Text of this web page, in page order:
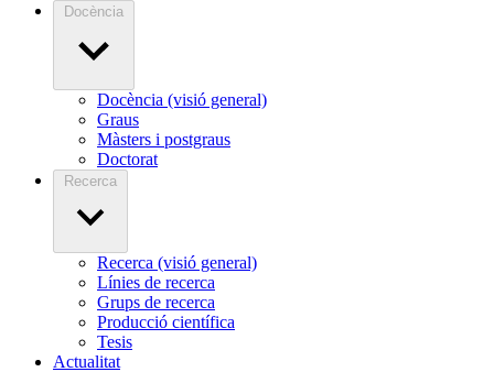
Docència
Docència (visió general)
Graus
Màsters i postgraus
Doctorat
Recerca
Recerca (visió general)
Línies de recerca
Grups de recerca
Producció científica
Tesis
Actualitat